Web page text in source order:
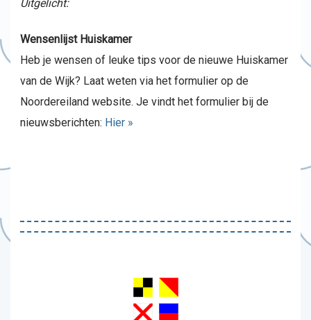
Uitgelicht:
Wensenlijst Huiskamer
Heb je wensen of leuke tips voor de nieuwe Huiskamer
van de Wijk? Laat weten via het formulier op de
Noordereiland website. Je vindt het formulier bij de
nieuwsberichten: Hier »